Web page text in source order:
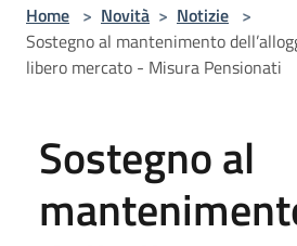
Home > Novità > Notizie >
Sostegno al mantenimento
libero mercato - Misura Pensionati
Sostegno al